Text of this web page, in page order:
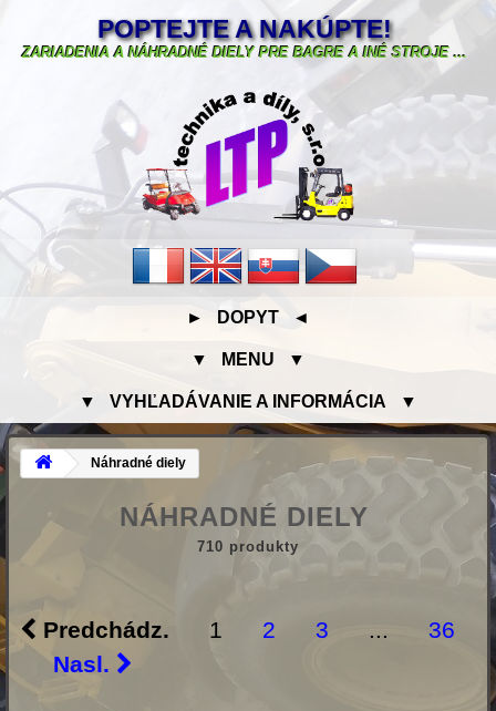
POPTEJTE A NAKÚPTE!
ZARIADENIA A NÁHRADNÉ DIELY PRE BAGRE A INÉ STROJE ...
► DOPYT ◄
▼ MENU ▼
▼ VYHĽADÁVANIE A INFORMÁCIA ▼
Náhradné diely
NÁHRADNÉ DIELY
710 produkty
Predchádz. 1 2 3 ...
36
Nasl.